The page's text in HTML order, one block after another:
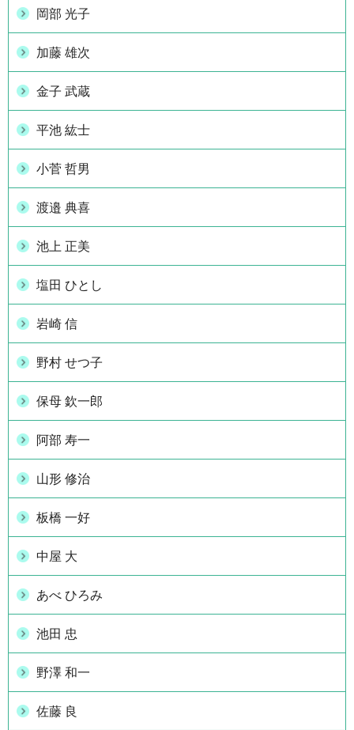
岡部 光子
加藤 雄次
金子 武蔵
平池 紘士
小菅 哲男
渡邉 典喜
池上 正美
塩田 ひとし
岩崎 信
野村 せつ子
保母 欽一郎
阿部 寿一
山形 修治
板橋 一好
中屋 大
あべ ひろみ
池田 忠
野澤 和一
佐藤 良